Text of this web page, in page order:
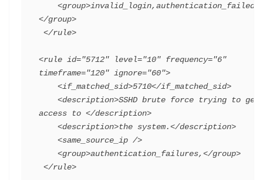
<group>invalid_login,authentication_failed,
</group>
</rule>
<rule id="5712" level="10" frequency="6"
timeframe="120" ignore="60">
<if_matched_sid>5710</if_matched_sid>
<description>SSHD brute force trying to get
access to </description>
<description>the system.</description>
<same_source_ip />
<group>authentication_failures,</group>
</rule>